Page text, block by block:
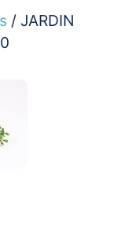
/ JARDIN